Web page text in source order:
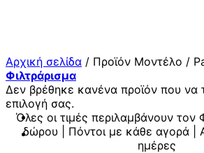
Αρχική σελίδα / Προϊόν Μοντέλο /
Φιλτράρισμα
Δεν βρέθηκε κανένα προϊόν που να
επιλογή σας.
Όλες οι τιμές περιλαμβάνουν
δώρου | Πόντοι με κάθε αγορά |
ημέρες